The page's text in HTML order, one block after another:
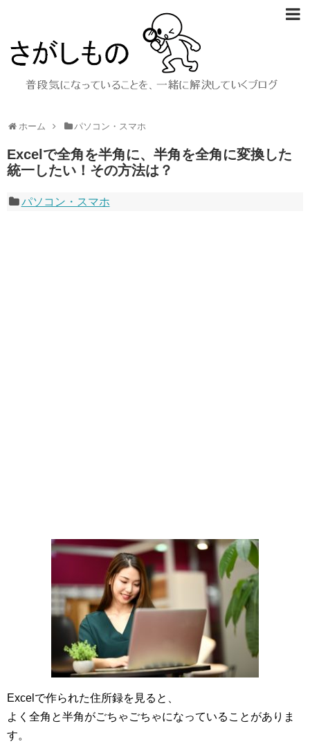
ホーム パソコン・スマホ
Excelで全角を半角に、半角を全角に変換した
統一したい！その方法は？
パソコン・スマホ
Excelで作られた住所録を見ると、
よく全角と半角がごちゃごちゃになっていることがありま
す。